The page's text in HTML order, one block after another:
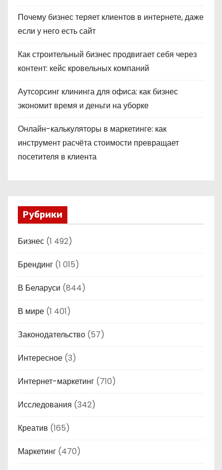
Почему бизнес теряет клиентов в интернете, даже
если у него есть сайт
Как строительный бизнес продвигает себя через
контент: кейс кровельных компаний
Аутсорсинг клининга для офиса: как бизнес
экономит время и деньги на уборке
Онлайн-калькуляторы в маркетинге: как
инструмент расчёта стоимости превращает
посетителя в клиента
Рубрики
Бизнес (1 492)
Брендинг (1 015)
В Беларуси (844)
В мире (1 401)
Законодательство (57)
Интересное (3)
Интернет-маркетинг (710)
Исследования (342)
Креатив (165)
Маркетинг (470)